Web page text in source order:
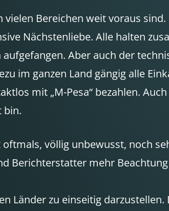
Bereichen weit voraus
Nächstenliebe. Alle halten
Aber auch der
im ganzen Land gängig alle
mit „M-Pesa“ bezahlen.
bin.
völlig unbewusst, noch
Berichterstatter mehr
Länder zu einseitig darzustellen.